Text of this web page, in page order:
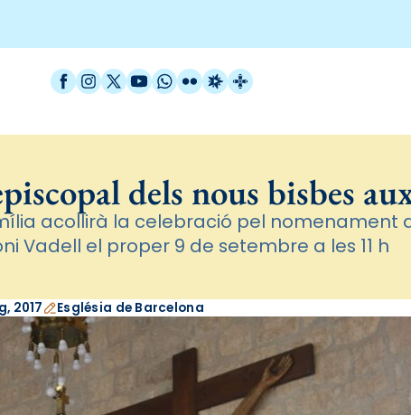
Facebook
Instagram
X / Twitter
YouTube
WhatsApp
FlickrRadio Estel
Catalunya Cristiana
dels nous bisbes
acollirà la celebració pel nomenament
Vadell el proper 9 de setembre a les 11 h
2017 Església de Barcelona